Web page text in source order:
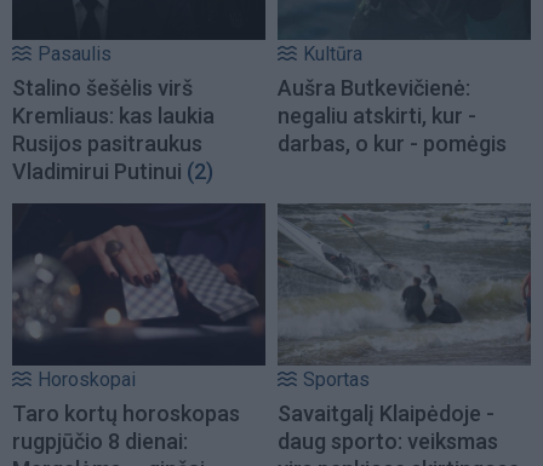
Pasaulis
Stalino šešėlis virš
Kremliaus: kas laukia
Rusijos pasitraukus
Vladimirui Putinui (2)
Kultūra
Aušra Butkevičienė:
negaliu atskirti, kur -
darbas, o kur - pomėgis
Horoskopai
Taro kortų horoskopas
rugpjūčio 8 dienai:
Sportas
Savaitgalį Klaipėdoje -
daug sporto: veiksmas